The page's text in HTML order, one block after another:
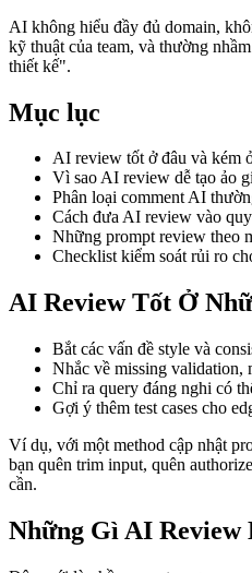
AI không hiểu đầy đủ domain,
kỹ thuật của team, và thường
thiết kế".
Mục lục
AI review tốt ở đâu và kém
Vì sao AI review dễ tạo ảo
Phân loại comment AI
Cách đưa AI review vào
Những prompt review theo
Checklist kiểm soát rủi ro
AI Review Tốt Ở
Bắt các vấn đề style và
Nhắc về missing validation,
Chỉ ra query đáng nghi có
Gợi ý thêm test cases cho
Ví dụ, với một method cập nhật
bạn quên trim input, quên
cần.
Những Gì AI Review